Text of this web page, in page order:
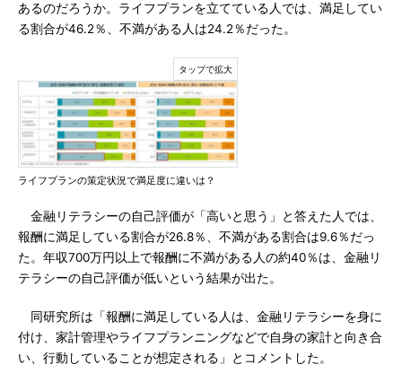
あるのだろうか。ライフプランを立てている人では、満足してい
る割合が46.2％、不満がある人は24.2％だった。
ライフプランの策定状況で満足度に違いは？
金融リテラシーの自己評価が「高いと思う」と答えた人では、
報酬に満足している割合が26.8％、不満がある割合は9.6％だっ
た。年収700万円以上で報酬に不満がある人の約40％は、金融リ
テラシーの自己評価が低いという結果が出た。
同研究所は「報酬に満足している人は、金融リテラシーを身に
付け、家計管理やライフプランニングなどで自身の家計と向き合
い、行動していることが想定される」とコメントした。